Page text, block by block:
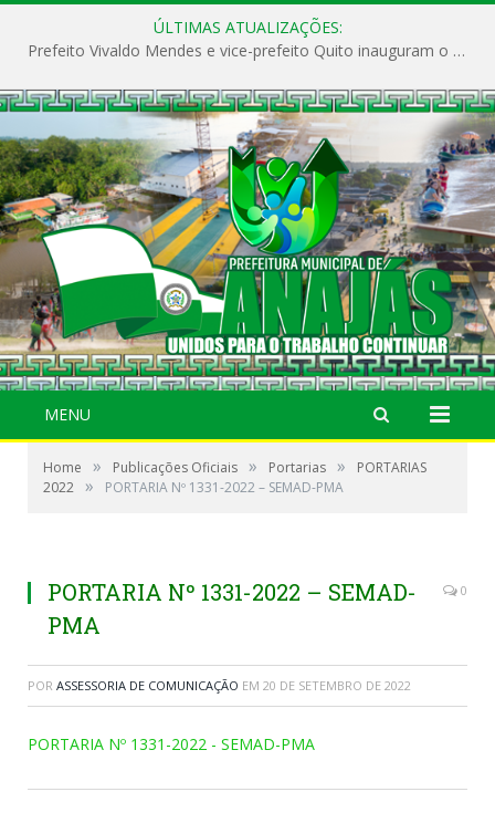
ÚLTIMAS ATUALIZAÇÕES:
Prefeito Vivaldo Mendes e vice-prefeito Quito inauguram o CAPS e fortalecem a saúde pública em Anajás.
MENU
Home » Publicações Oficiais » Portarias »
PORTARIAS
2022 » PORTARIA Nº 1331-2022 – SEMAD-PMA
PORTARIA Nº 1331-2022 – SEMAD-
PMA
0
POR ASSESSORIA DE COMUNICAÇÃO EM 20 DE SETEMBRO DE 2022
PORTARIA Nº 1331-2022 - SEMAD-PMA